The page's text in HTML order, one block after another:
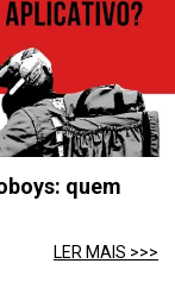
quem
LER MAIS >>>